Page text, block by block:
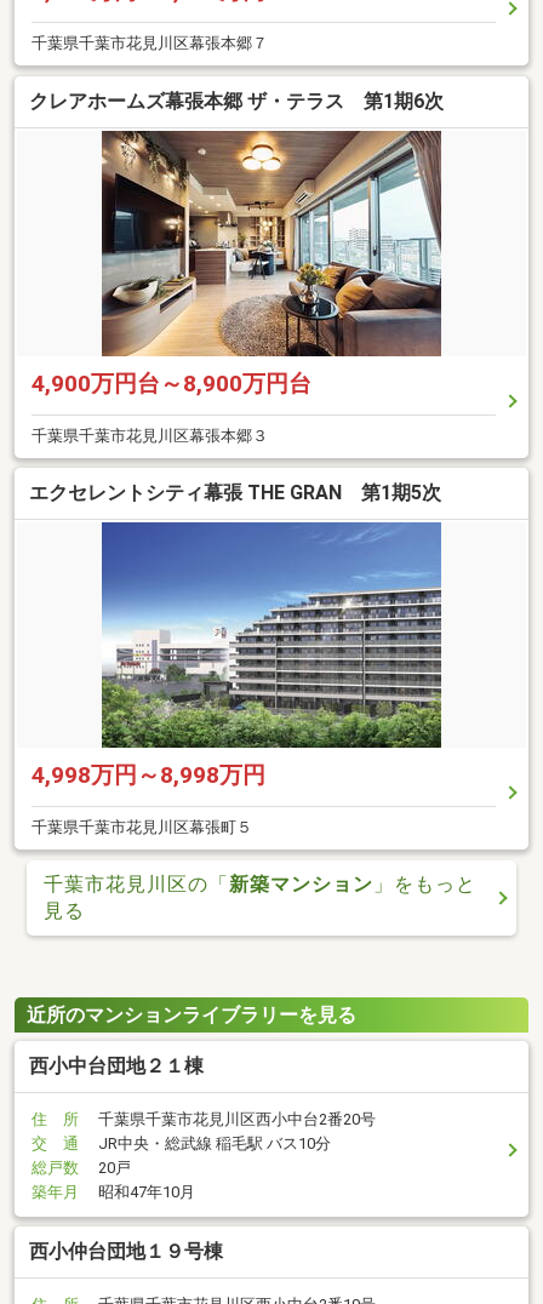
千葉県千葉市花見川区幕張本郷７
クレアホームズ幕張本郷 ザ・テラス 第1期6次
4,900万円台～8,900万円台
千葉県千葉市花見川区幕張本郷３
エクセレントシティ幕張 THE GRAN 第1期5次
4,998万円～8,998万円
千葉県千葉市花見川区幕張町５
千葉市花見川区の「新築マンション 」をもっと
見る
近所のマンションライブラリーを見る
西小中台団地２１棟
住 所
千葉県千葉市花見川区西小中台2番20号
交 通
JR中央・総武線 稲毛駅 バス10分
総戸数
20戸
築年月
昭和47年10月
西小仲台団地１９号棟